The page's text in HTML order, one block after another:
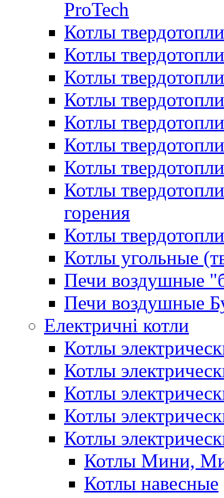
ProTech
Котлы
Котлы
Котлы
Котлы
Котлы
Котлы
Котлы
Котлы
горения
Котлы
Котлы угольные
Печи воздушные
Печи воздушные
Електричні котли
Котлы
Котлы
Котлы
Котлы
Котлы
Котлы Мини,
Котлы навесные